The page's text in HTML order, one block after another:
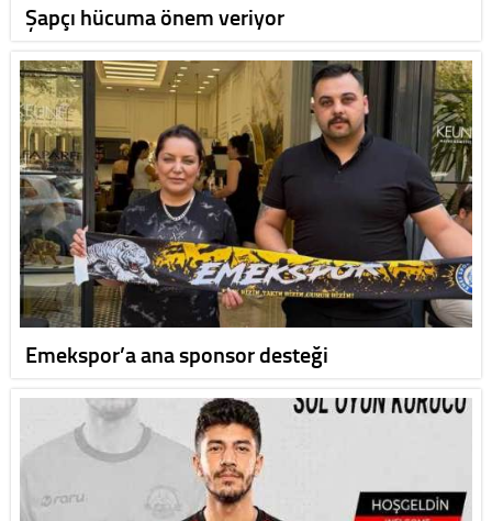
Şapçı hücuma önem veriyor
Emekspor’a ana sponsor desteği